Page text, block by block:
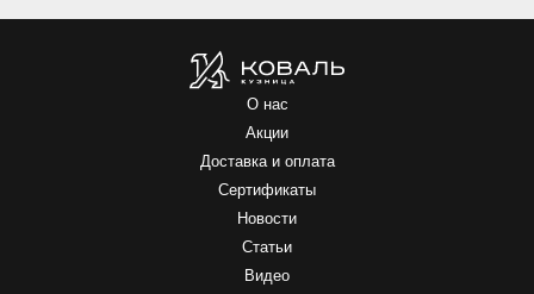
О нас
Акции
Доставка и оплата
Сертификаты
Новости
Статьи
Видео